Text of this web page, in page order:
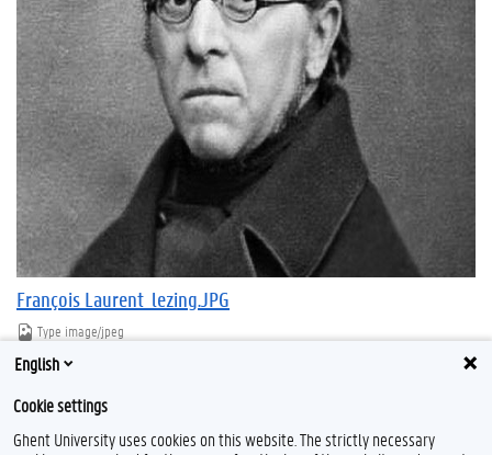
François Laurent_lezing.JPG
Type image/jpeg
Bestandsgrootte
Download
English
Cookie settings
Ghent University uses cookies on this website. The strictly necessary